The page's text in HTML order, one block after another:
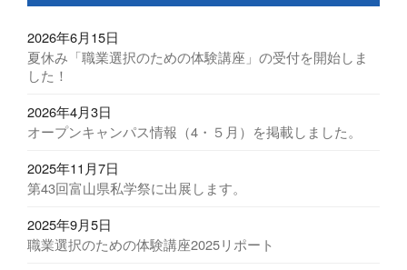
2026年6月15日
夏休み「職業選択のための体験講座」の受付を開始しま
した！
2026年4月3日
オープンキャンパス情報（4・５月）を掲載しました。
2025年11月7日
第43回富山県私学祭に出展します。
2025年9月5日
職業選択のための体験講座2025リポート